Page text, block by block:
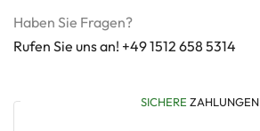
Haben Sie Fragen?
Rufen Sie uns an! +49 1512 658 5314
SICHERE ZAHLUNGEN